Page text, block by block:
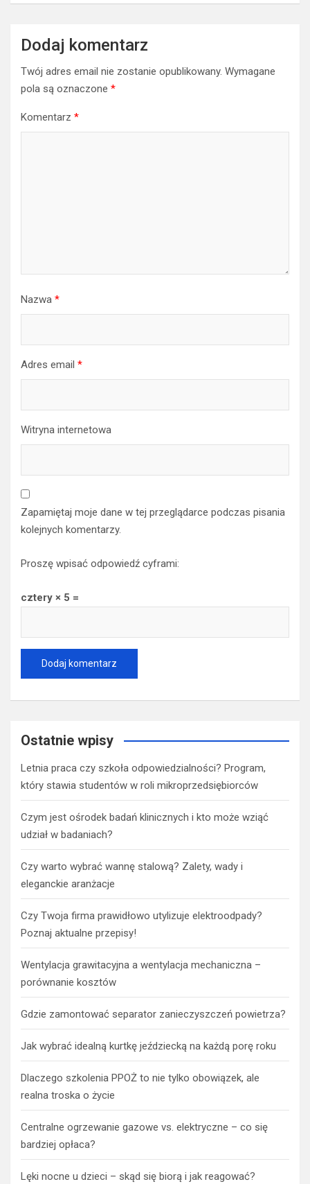
Dodaj komentarz
Twój adres email nie zostanie opublikowany. Wymagane
pola są oznaczone *
Komentarz *
Nazwa *
Adres email *
Witryna internetowa
Zapamiętaj moje dane w tej przeglądarce podczas pisania
kolejnych komentarzy.
Proszę wpisać odpowiedź cyframi:
cztery × 5 =
Ostatnie wpisy
Letnia praca czy szkoła odpowiedzialności? Program,
który stawia studentów w roli mikroprzedsiębiorców
Czym jest ośrodek badań klinicznych i kto może wziąć
udział w badaniach?
Czy warto wybrać wannę stalową? Zalety, wady i
eleganckie aranżacje
Czy Twoja firma prawidłowo utylizuje elektroodpady?
Poznaj aktualne przepisy!
Wentylacja grawitacyjna a wentylacja mechaniczna –
porównanie kosztów
Gdzie zamontować separator zanieczyszczeń powietrza?
Jak wybrać idealną kurtkę jeździecką na każdą porę roku
Dlaczego szkolenia PPOŻ to nie tylko obowiązek, ale
realna troska o życie
Centralne ogrzewanie gazowe vs. elektryczne – co się
bardziej opłaca?
Lęki nocne u dzieci – skąd się biorą i jak reagować?